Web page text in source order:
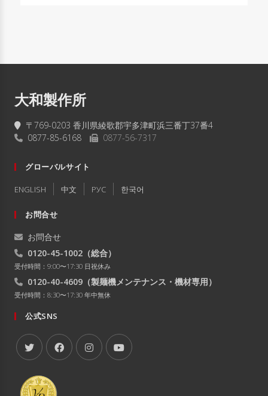
大和製作所
〒769-0203 香川県綾歌郡宇多津町浜三番丁37番4
0877-85-6168
0877-56-7317
グローバルサイト
ENGLISH 中文 РУC 한국어
お問合せ
お問合せ
0120-45-1002 （総合）
受付時間：9:00〜17:30 日祝休み
0120-40-4609 （製麺機メンテナンス・機材専用）
受付時間：8:30〜17:30 年中無休
公式SNS